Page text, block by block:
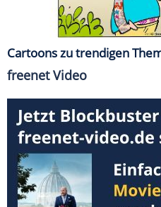
Cartoons zu trendigen
freenet Video